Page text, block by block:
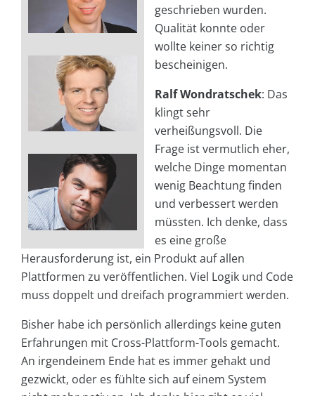
geschrieben wurden.
Qualität konnte oder
wollte keiner so richtig
bescheinigen.
Ralf Wondratschek: Das
klingt sehr
verheißungsvoll. Die
Frage ist vermutlich eher,
welche Dinge momentan
wenig Beachtung finden
und verbessert werden
müssten. Ich denke, dass
es eine große
Herausforderung ist, ein Produkt auf allen
Plattformen zu veröffentlichen. Viel Logik und Code
muss doppelt und dreifach programmiert werden.
Bisher habe ich persönlich allerdings keine guten
Erfahrungen mit Cross-Plattform-Tools gemacht.
An irgendeinem Ende hat es immer gehakt und
gezwickt, oder es fühlte sich auf einem System